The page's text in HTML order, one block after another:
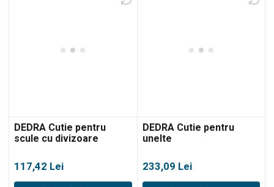
DEDRA Cutie pentru
scule cu divizoare
117,42 Lei
DEDRA Cutie pentru
unelte
233,09 Lei